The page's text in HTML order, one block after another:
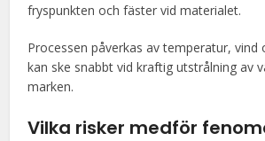
fryspunkten och fäster vid materialet.
Processen påverkas av temperatur, vind
kan ske snabbt vid kraftig utstrålning av
marken.
Vilka risker medför